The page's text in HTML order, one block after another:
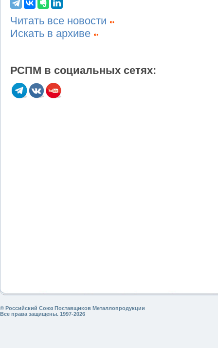
Читать все новости
Искать в архиве
РСПМ в социальных сетях:
© Российский Союз Поставщиков Металлопродукции
Все права защищены. 1997-2026